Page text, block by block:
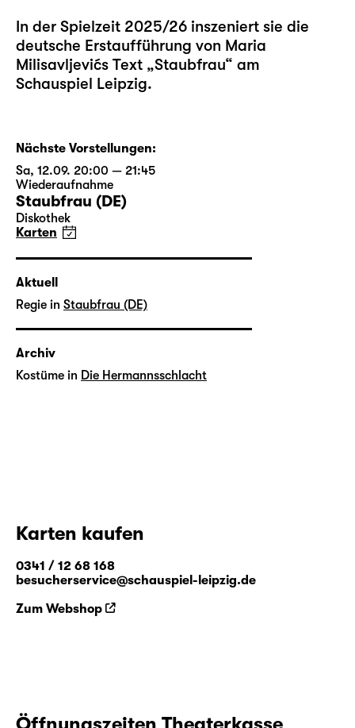
In der Spielzeit 2025/26 inszeniert sie die
deutsche Erstaufführung von Maria
Milisavljevićs Text „Staubfrau“ am
Schauspiel Leipzig.
Nächste Vorstellungen:
Sa, 12.09. 20:00 — 21:45
Wiederaufnahme
Staubfrau (DE)
Diskothek
Karten
Aktuell
Regie in Staubfrau (DE)
Archiv
Kostüme in Die Hermannsschlacht
Karten kaufen
0341 / 12 68 168
besucherservice@schauspiel-leipzig.de
Zum Webshop